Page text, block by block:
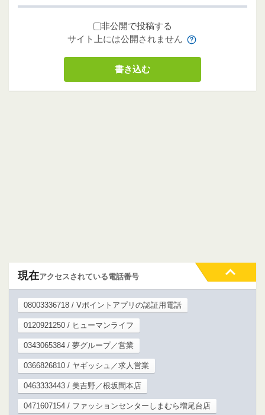
非公開で投稿する
サイト上には公開されません
現在アクセスされている電話番号
08003336718 / Vポイントアプリの認証用電話
0120921250 / ヒューマンライフ
0343065384 / 夢グループ／営業
0366826810 / ヤギッシュ／求人営業
0463333443 / 美吉野／根坂間本店
0471607154 / ファッションセンターしまむら増尾台店